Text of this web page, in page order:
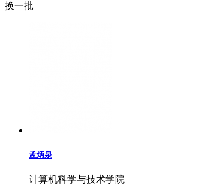
换一批
孟炳泉
计算机科学与技术学院